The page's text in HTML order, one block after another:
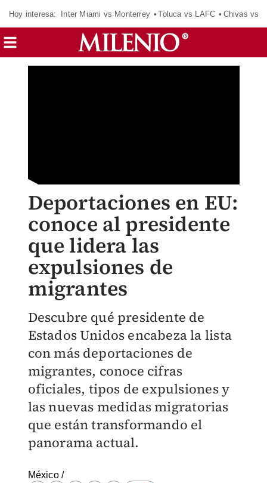
Hoy interesa: Inter Miami vs Monterrey Toluca vs LAFC Chivas vs
Deportaciones en EU:
conoce al presidente
que lidera las
expulsiones de
migrantes
Descubre qué presidente de
Estados Unidos encabeza la lista
con más deportaciones de
migrantes, conoce cifras
oficiales, tipos de expulsiones y
las nuevas medidas migratorias
que están transformando el
panorama actual.
México/